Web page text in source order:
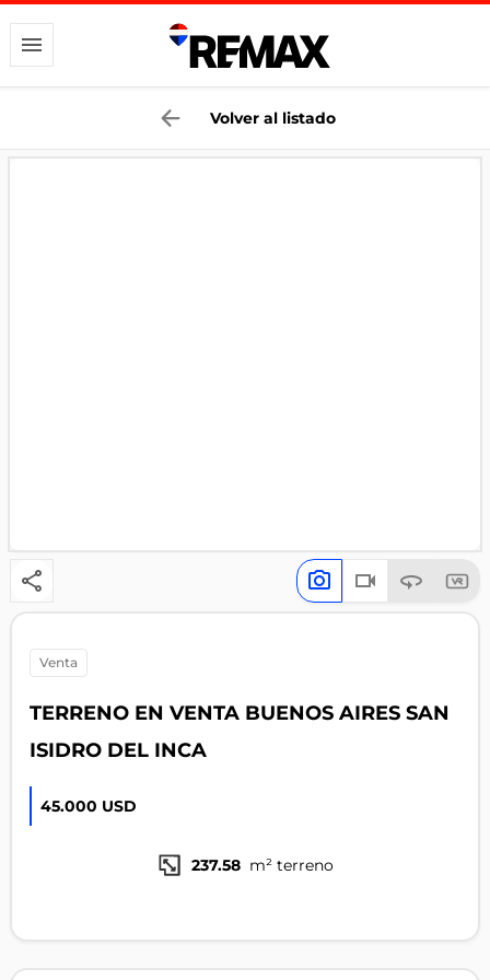
Volver al listado
venta
TERRENO EN VENTA BUENOS AIRES SAN
ISIDRO DEL INCA
45.000 USD
237.58 m² terreno